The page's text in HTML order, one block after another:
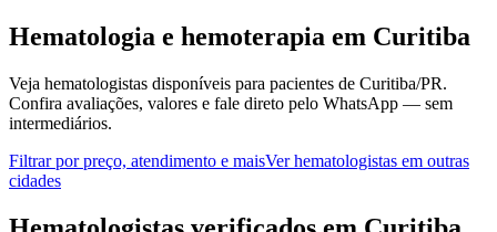
Hematologia e hemoterapia em Curitiba
Veja hematologistas disponíveis para pacientes de Curitiba/PR.
Confira avaliações, valores e fale direto pelo WhatsApp — sem
intermediários.
Filtrar por preço, atendimento e maisVerhematologistas em outras
cidades